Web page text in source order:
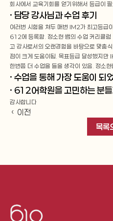
회사에서 교육기회를 얻기위해서 등급이
· 담당 강사님과 수업 후기
여러번 시험을 쳐두 매번 IM2가 최고등급
612에 등록함. 정소현 쌤의 수업 커리큘
고 강사로서의 오랜경험을 바탕으로 맞춤
점이 크게 도움이됨. 목표등급 달성했지만
한번쯤 더 수업을 들을 생각이 있음. 정소
· 수업을 통해 가장 도움이 되
· 612어학원을 고민하는 분
감사합니다
‹ 이전
목록